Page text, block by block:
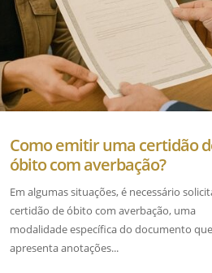
Como emitir uma certidão
óbito com averbação?
Em algumas situações, é necessário
certidão de óbito com averbação, uma
modalidade específica do documento que
apresenta anotações...